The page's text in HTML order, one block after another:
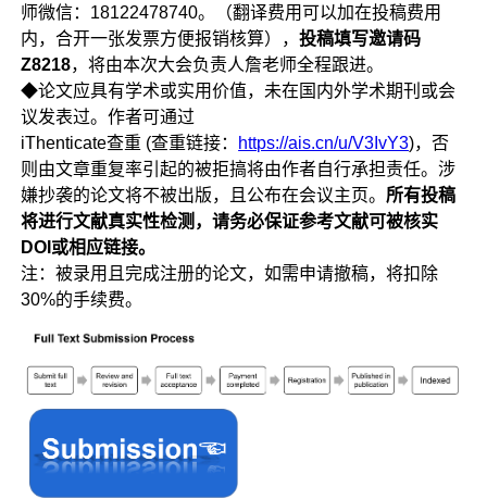
师微信：18122478740。（翻译费用可以加在投稿费用
内，合开一张发票方便报销核算），投稿填写邀请码
Z8218，将由本次大会负责人詹老师全程跟进。
◆论文应具有学术或实用价值，未在国内外学术期刊或会
议发表过。作者可通过
iThenticate查重 (查重链接：
https://ais.cn/u/V3IvY3)，否
则由文章重复率引起的被拒搞将由作者自行承担责任。涉
嫌抄袭的论文将不被出版，且公布在会议主页。 所有投稿
将进行文献真实性检测，请务必保证参考文献可被核实
DOI或相应链接。
注：被录用且完成注册的论文，如需申请撤稿，将扣除
30%的手续费。